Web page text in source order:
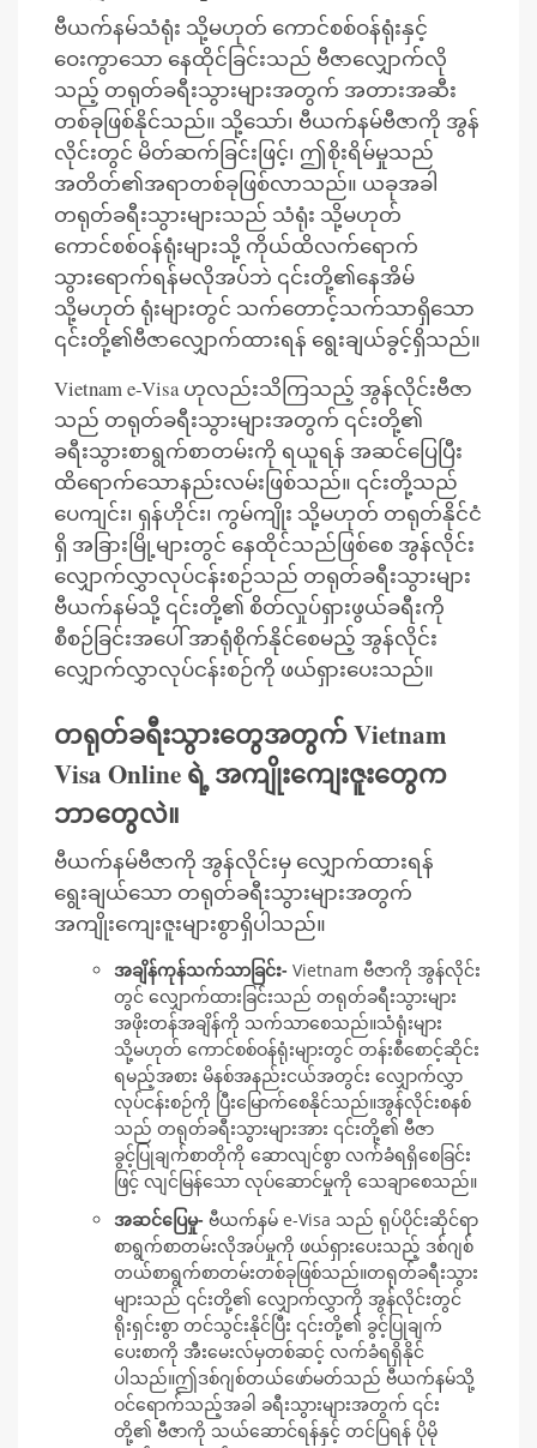
ဗီယက်နမ်သံရုံး သို့မဟုတ် ကောင်စစ်ဝန်ရုံးနှင့်
ဝေးကွာသော နေထိုင်ခြင်းသည် ဗီဇာလျှောက်လို
သည့် တရုတ်ခရီးသွားများအတွက် အတားအဆီး
တစ်ခုဖြစ်နိုင်သည်။ သို့သော်၊ ဗီယက်နမ်ဗီဇာကို အွန်
လိုင်းတွင် မိတ်ဆက်ခြင်းဖြင့်၊ ဤစိုးရိမ်မှုသည်
အတိတ်၏အရာတစ်ခုဖြစ်လာသည်။ ယခုအခါ
တရုတ်ခရီးသွားများသည် သံရုံး သို့မဟုတ်
ကောင်စစ်ဝန်ရုံးများသို့ ကိုယ်ထိလက်ရောက်
သွားရောက်ရန်မလိုအပ်ဘဲ ၎င်းတို့၏နေအိမ်
သို့မဟုတ် ရုံးများတွင် သက်တောင့်သက်သာရှိသော
၎င်းတို့၏ဗီဇာလျှောက်ထားရန် ရွေးချယ်ခွင့်ရှိသည်။
Vietnam e-Visa ဟုလည်းသိကြသည့် အွန်လိုင်းဗီဇာ
သည် တရုတ်ခရီးသွားများအတွက် ၎င်းတို့၏
ခရီးသွားစာရွက်စာတမ်းကို ရယူရန် အဆင်ပြေပြီး
ထိရောက်သောနည်းလမ်းဖြစ်သည်။ ၎င်းတို့သည်
ပေကျင်း၊ ရှန်ဟိုင်း၊ ကွမ်ကျိုး သို့မဟုတ် တရုတ်နိုင်ငံ
ရှိ အခြားမြို့များတွင် နေထိုင်သည်ဖြစ်စေ အွန်လိုင်း
လျှောက်လွှာလုပ်ငန်းစဉ်သည် တရုတ်ခရီးသွားများ
ဗီယက်နမ်သို့ ၎င်းတို့၏ စိတ်လှုပ်ရှားဖွယ်ခရီးကို
စီစဉ်ခြင်းအပေါ် အာရုံစိုက်နိုင်စေမည့် အွန်လိုင်း
လျှောက်လွှာလုပ်ငန်းစဉ်ကို ဖယ်ရှားပေးသည်။
တရုတ်ခရီးသွားတွေအတွက် Vietnam
Visa Online ရဲ့ အကျိုးကျေးဇူးတွေက
ဘာတွေလဲ။
ဗီယက်နမ်ဗီဇာကို အွန်လိုင်းမှ လျှောက်ထားရန်
ရွေးချယ်သော တရုတ်ခရီးသွားများအတွက်
အကျိုးကျေးဇူးများစွာရှိပါသည်။
အချိန်ကုန်သက်သာခြင်း- Vietnam ဗီဇာကို အွန်လိုင်း
တွင် လျှောက်ထားခြင်းသည် တရုတ်ခရီးသွားများ
အဖိုးတန်အချိန်ကို သက်သာစေသည်။သံရုံးများ
သို့မဟုတ် ကောင်စစ်ဝန်ရုံးများတွင် တန်းစီစောင့်ဆိုင်း
ရမည့်အစား မိနစ်အနည်းငယ်အတွင်း လျှောက်လွှာ
လုပ်ငန်းစဉ်ကို ပြီးမြောက်စေနိုင်သည်။အွန်လိုင်းစနစ်
သည် တရုတ်ခရီးသွားများအား ၎င်းတို့၏ ဗီဇာ
ခွင့်ပြုချက်စာတိုကို ဆောလျင်စွာ လက်ခံရရှိစေခြင်း
ဖြင့် လျင်မြန်သော လုပ်ဆောင်မှုကို သေချာစေသည်။
အဆင်ပြေမှု- ဗီယက်နမ် e-Visa သည် ရုပ်ပိုင်းဆိုင်ရာ
စာရွက်စာတမ်းလိုအပ်မှုကို ဖယ်ရှားပေးသည့် ဒစ်ဂျစ်
တယ်စာရွက်စာတမ်းတစ်ခုဖြစ်သည်။တရုတ်ခရီးသွား
များသည် ၎င်းတို့၏ လျှောက်လွှာကို အွန်လိုင်းတွင်
ရိုးရှင်းစွာ တင်သွင်းနိုင်ပြီး ၎င်းတို့၏ ခွင့်ပြုချက်
ပေးစာကို အီးမေးလ်မှတစ်ဆင့် လက်ခံရရှိနိုင်
ပါသည်။ဤဒစ်ဂျစ်တယ်ဖော်မတ်သည် ဗီယက်နမ်သို့
ဝင်ရောက်သည့်အခါ ခရီးသွားများအတွက် ၎င်း
တို့၏ ဗီဇာကို သယ်ဆောင်ရန်နှင့် တင်ပြရန် ပိုမို